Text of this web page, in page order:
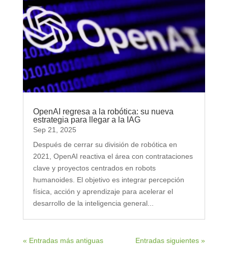
OpenAI regresa a la robótica: su nueva
estrategia para llegar a la IAG
Sep 21, 2025
Después de cerrar su división de robótica en
2021, OpenAI reactiva el área con contrataciones
clave y proyectos centrados en robots
humanoides. El objetivo es integrar percepción
física, acción y aprendizaje para acelerar el
desarrollo de la inteligencia general...
« Entradas más antiguas Entradas siguientes »